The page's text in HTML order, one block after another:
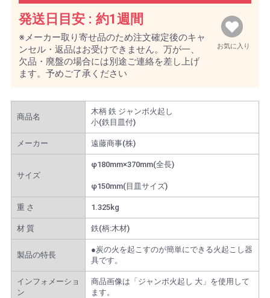
お気に入り
発送日目安 :約1週間
※メーカー取り寄せ品のため注文確定後のキャ
ンセル・返品はお受けできません。万が一、
欠品・廃盤の場合には別途ご連絡を差し上げ
ます。予めご了承ください
商品名
木柄 鉄 ジャンボ火起し
小(鉄目皿付)
メーカー 遠藤商事(株)
サイズ
φ180mm×370mm(全長)
φ150mm(目皿サイズ)
重 さ 1.325kg
材 質 鉄(柄:木材)
製品の特長
●炭の火を起こすのが簡単にできる火起こし器
具です。
インフォメーショ
ン
商品画像は「ジャンボ火起し 大」を使用して
ます。